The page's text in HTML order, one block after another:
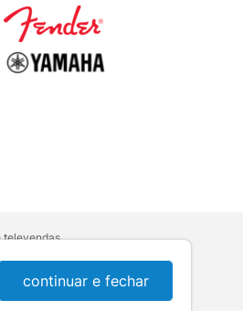
televendas.
continuar e fechar